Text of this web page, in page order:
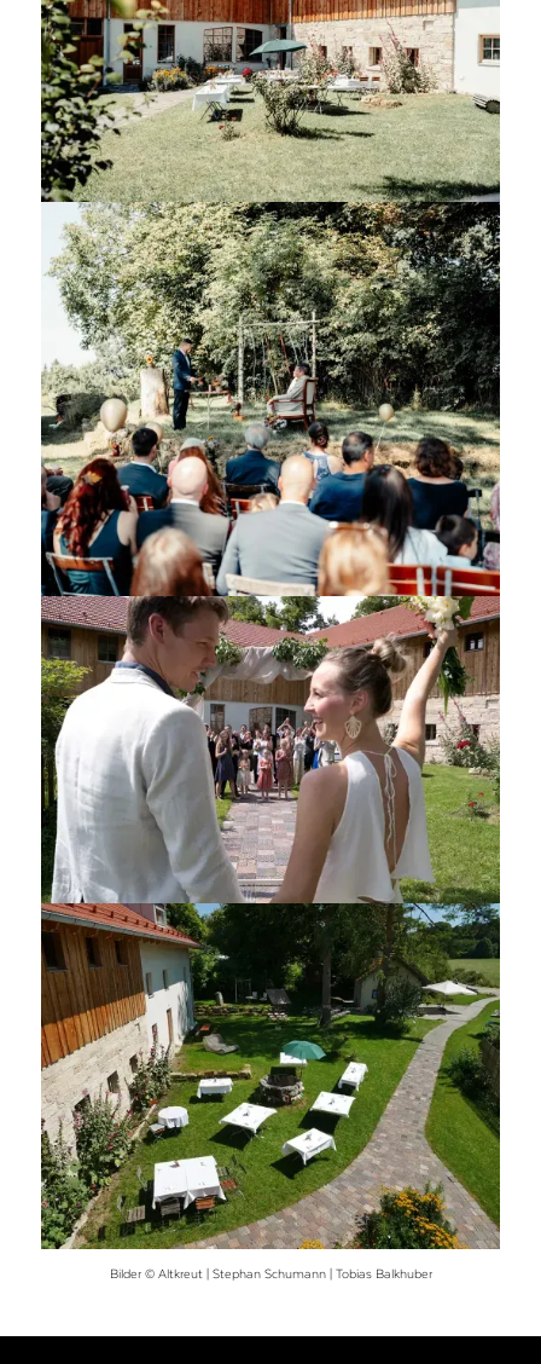
Bilder © Altkreut | Stephan Schumann | Tobias Balkhuber